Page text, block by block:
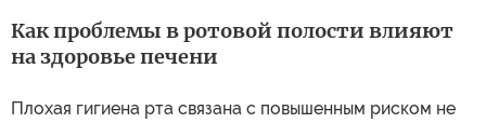
Как проблемы в ротовой полости влияют
на здоровье печени
Плохая гигиена рта связана с повышенным риском не